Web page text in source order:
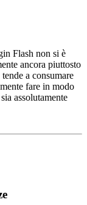
Flash non si è
ancora piuttosto
a consumare
fare in modo
assolutamente